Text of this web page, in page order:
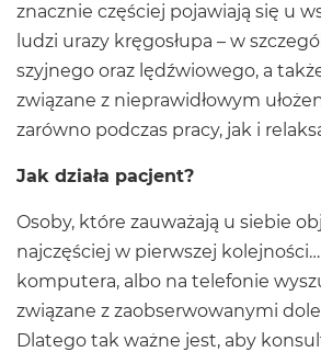
znacznie częściej pojawiają się u
ludzi urazy kręgosłupa – w
szyjnego oraz lędźwiowego, a
związane z nieprawidłowym
zarówno podczas pracy, jak i
Jak działa pacjent?
Osoby, które zauważają u siebie
najczęściej w pierwszej
komputera, albo na telefonie
związane z zaobserwowanymi
Dlatego tak ważne jest, aby